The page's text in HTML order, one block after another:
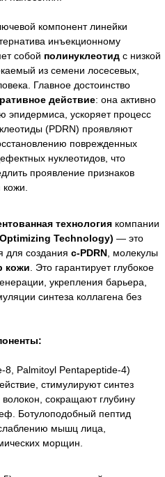
компонент линейки
инъекционному
собой полинуклеотид с низкой
из семени лосесевых,
Главное достоинство
действие: она активно
эпидермиса, ускоряет процесс
(PDRN) проявляют
поврежденных
нуклеотидов, что
проявление признаков
технология компании
Technology) — это
для создания c-PDRN , молекулы
кожи . Это гарантирует глубокое
укрепления барьера,
синтеза коллагена без
8, Palmitoyl Pentapeptide-4)
стимулируют синтез
сокращают глубину
Ботулоподобный пептид
мышц лица,
морщин.